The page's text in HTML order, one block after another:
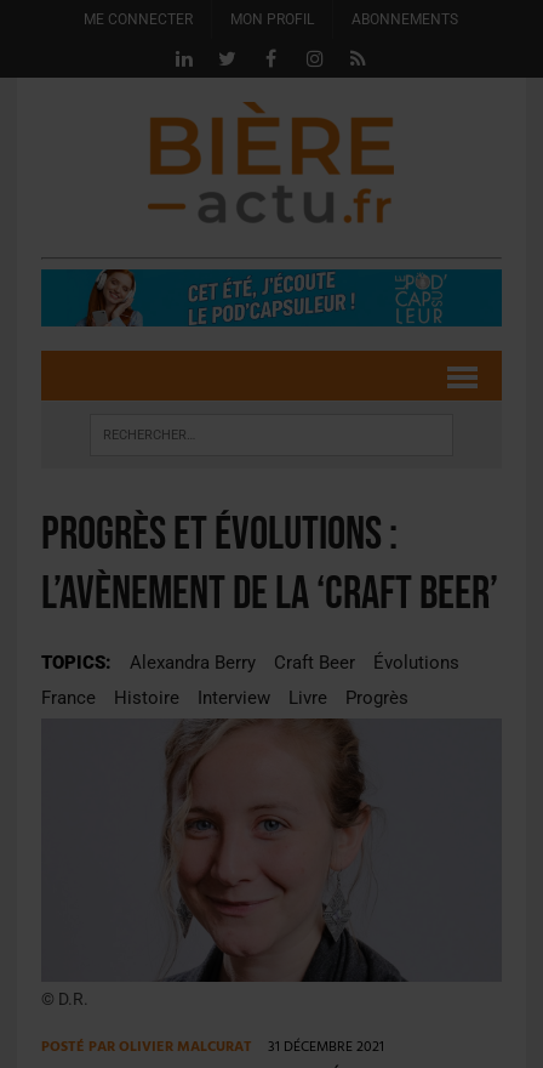
ME CONNECTER MON PROFIL ABONNEMENTS
Progrès et évolutions :
l’avènement de la ‘craft beer’
TOPICS: Alexandra Berry Craft Beer
Évolutions
France
Histoire Interview Livre Progrès
© D.R.
POSTÉ PAROLIVIER MALCURAT 31 DÉCEMBRE 2021